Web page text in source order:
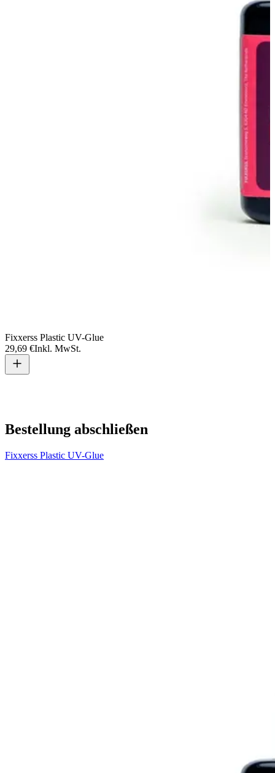
Fixxerss Plastic UV-Glue
29,69 €Inkl. MwSt.
Bestellung abschließen
Fixxerss Plastic UV-Glue